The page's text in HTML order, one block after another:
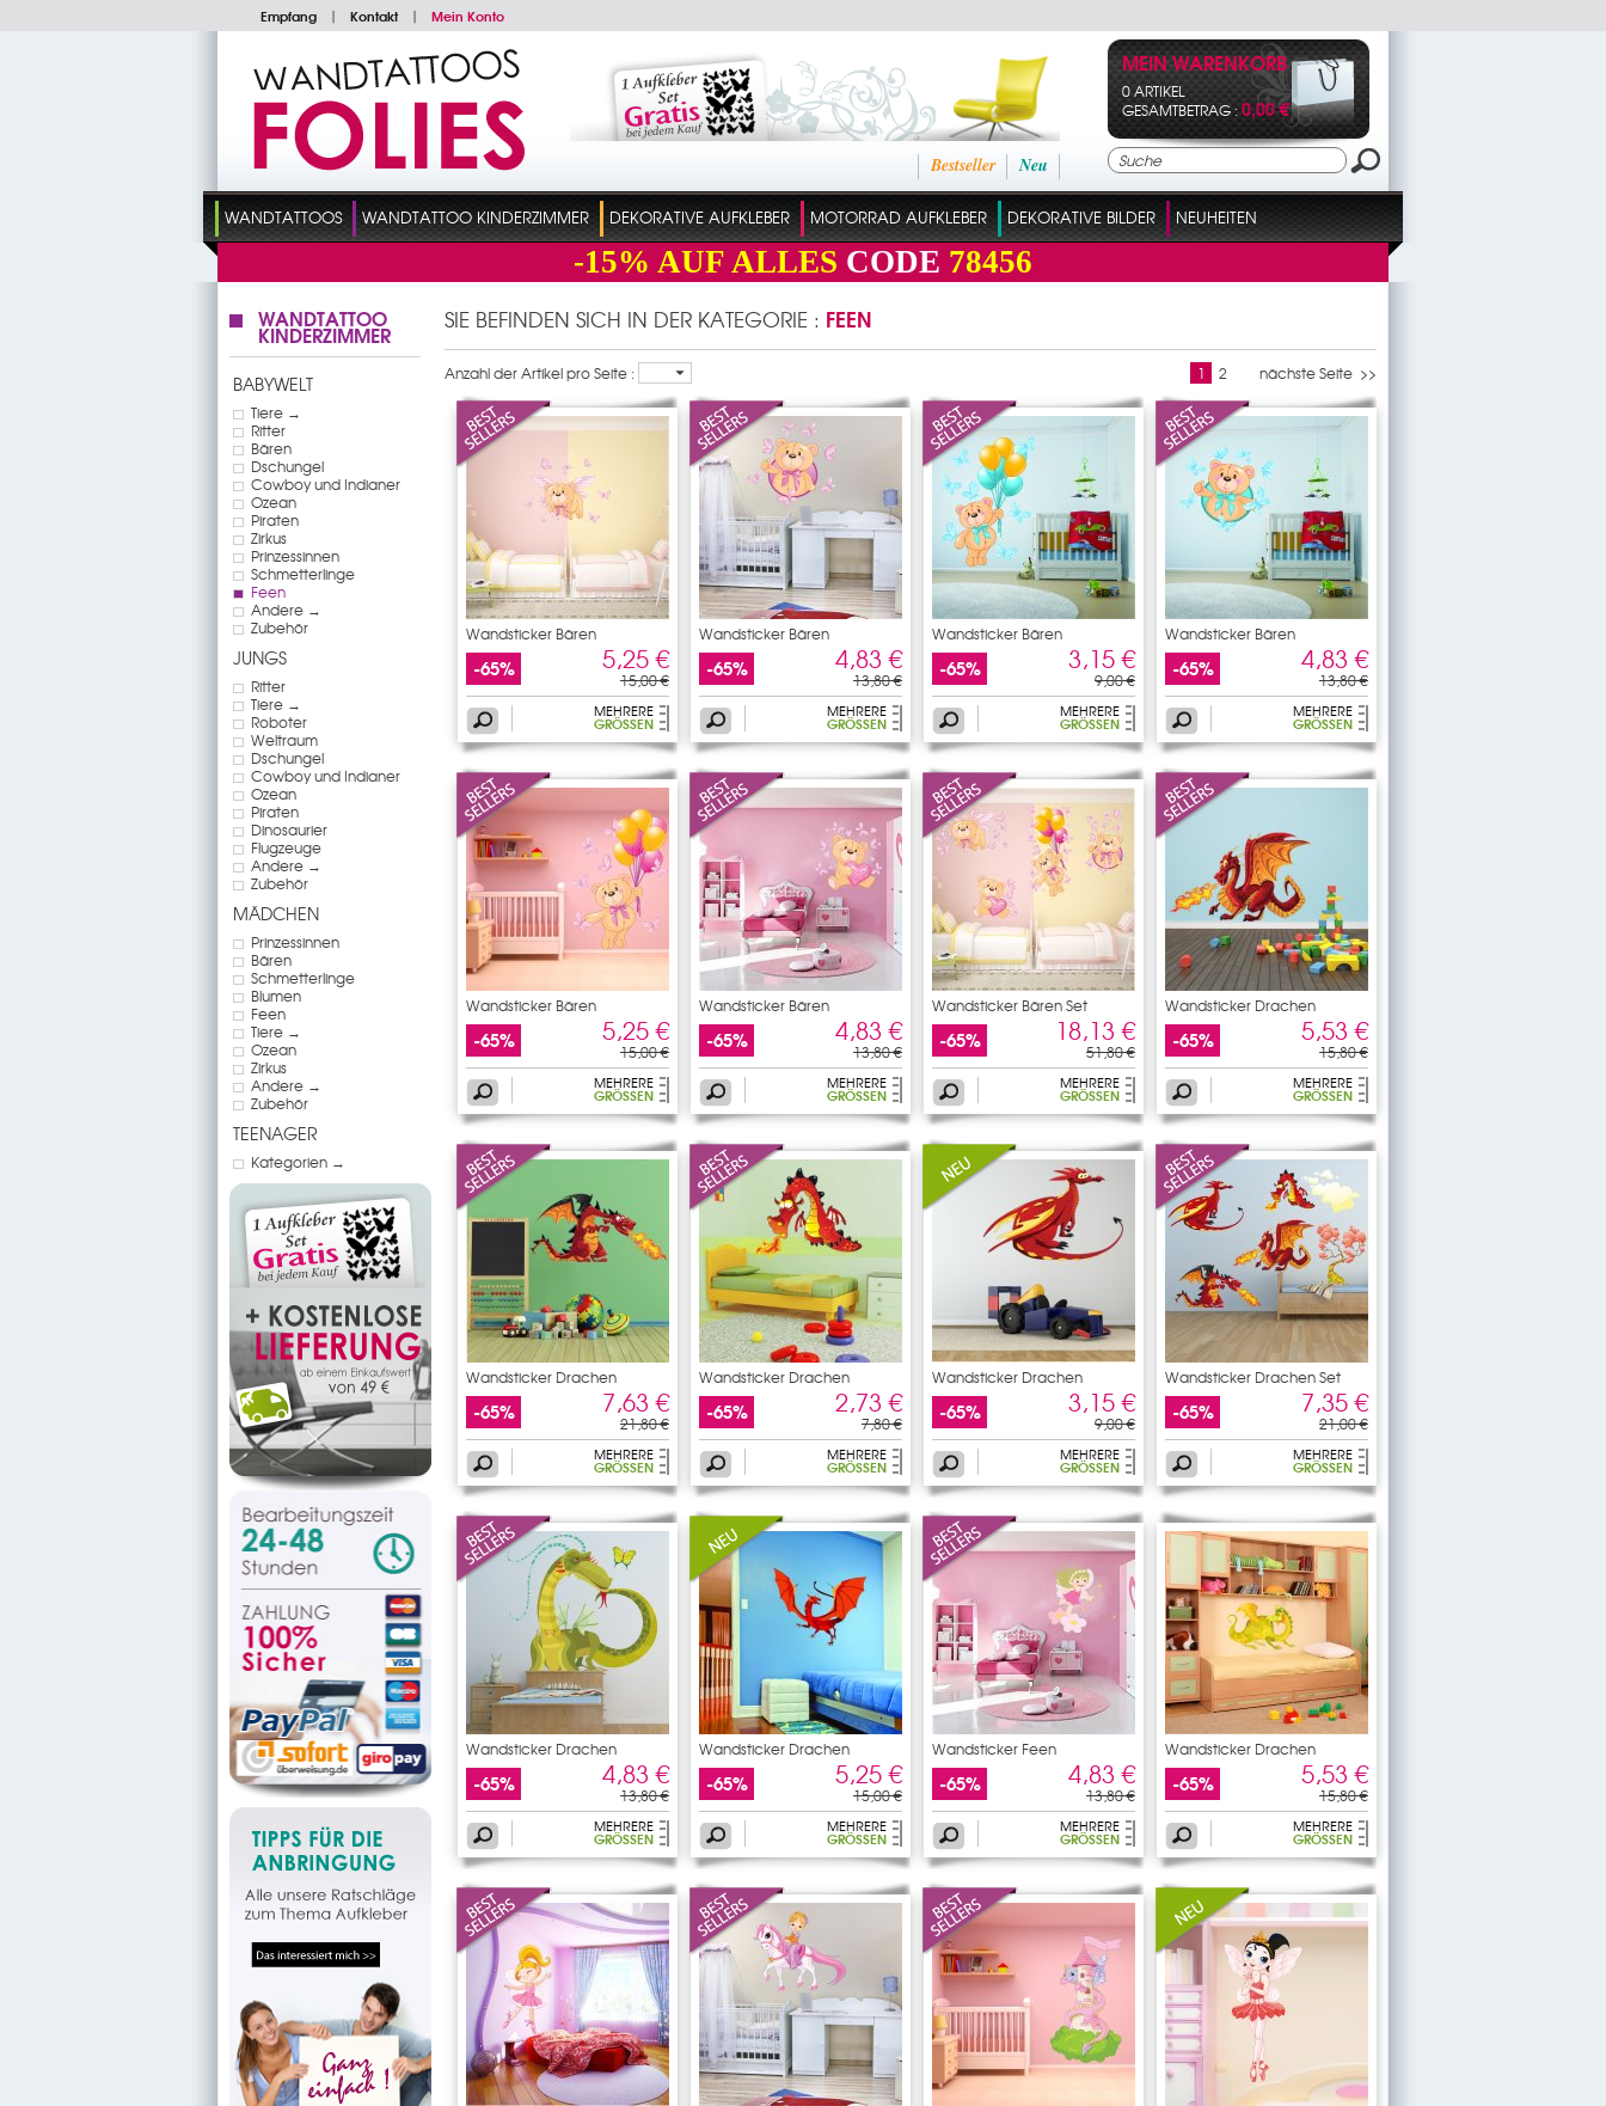
Empfang | Kontakt | Mein Konto
Neu
Bestseller
MEIN WARENKORB
0 ARTIKEL
GESAMTBETRAG :0,00 €
WANDTATTOOS WANDTATTOO KINDERZIMMER DEKORATIVE AUFKLEBER MOTORRAD AUFKLEBER DEKORATIVE BILDER NEUHEITEN
-15% AUF ALLES CODE 78456
WANDTATTOO
KINDERZIMMER
BABYWELT
Tiere →
Ritter
Bären
Dschungel
Cowboy und Indianer
Ozean
Piraten
Zirkus
Prinzessinnen
Schmetterlinge
Feen
Andere →
Zubehör
JUNGS
Ritter
Tiere →
Roboter
Weltraum
Dschungel
Cowboy und Indianer
Ozean
Piraten
Dinosaurier
Flugzeuge
Andere →
Zubehör
MÄDCHEN
Prinzessinnen
Bären
Schmetterlinge
Blumen
Feen
Tiere →
Ozean
Zirkus
Andere →
Zubehör
TEENAGER
Kategorien →
SIE BEFINDEN SICH IN DER KATEGORIE : FEEN
Anzahl der Artikel pro Seite : 1 2 nächste Seite >>
Wandsticker Bären
-65% 5,25 €
15,00 €
MEHRERE
GRÖSSEN
Wandsticker Bären
-65% 4,83 €
13,80 €
MEHRERE
GRÖSSEN
Wandsticker Bären
-65% 3,15 €
9,00 €
MEHRERE
GRÖSSEN
Wandsticker Bären
-65% 4,83 €
13,80 €
MEHRERE
GRÖSSEN
Wandsticker Bären
-65% 5,25 €
15,00 €
MEHRERE
GRÖSSEN
Wandsticker Bären
-65% 4,83 €
13,80 €
MEHRERE
GRÖSSEN
Wandsticker Bären Set
-65% 18,13 €
51,80 €
MEHRERE
GRÖSSEN
Wandsticker Drachen
-65% 5,53 €
15,80 €
MEHRERE
GRÖSSEN
Wandsticker Drachen
-65% 7,63 €
21,80 €
MEHRERE
GRÖSSEN
Wandsticker Drachen
-65% 2,73 €
7,80 €
MEHRERE
GRÖSSEN
Wandsticker Drachen
-65% 3,15 €
9,00 €
MEHRERE
GRÖSSEN
Wandsticker Drachen Set
-65% 7,35 €
21,00 €
MEHRERE
GRÖSSEN
Wandsticker Drachen
-65% 4,83 €
13,80 €
MEHRERE
GRÖSSEN
Wandsticker Drachen
-65% 5,25 €
15,00 €
MEHRERE
GRÖSSEN
Wandsticker Feen
-65% 4,83 €
13,80 €
MEHRERE
GRÖSSEN
Wandsticker Drachen
-65% 5,53 €
15,80 €
MEHRERE
GRÖSSEN